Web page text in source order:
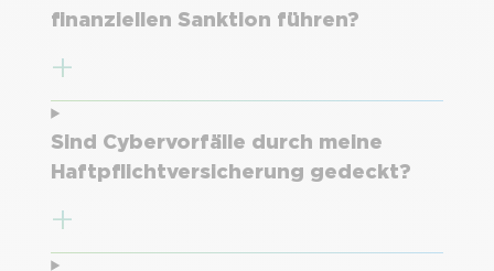
finanziellen Sanktion führen?
Sind Cybervorfälle durch meine
Haftpflichtversicherung gedeckt?